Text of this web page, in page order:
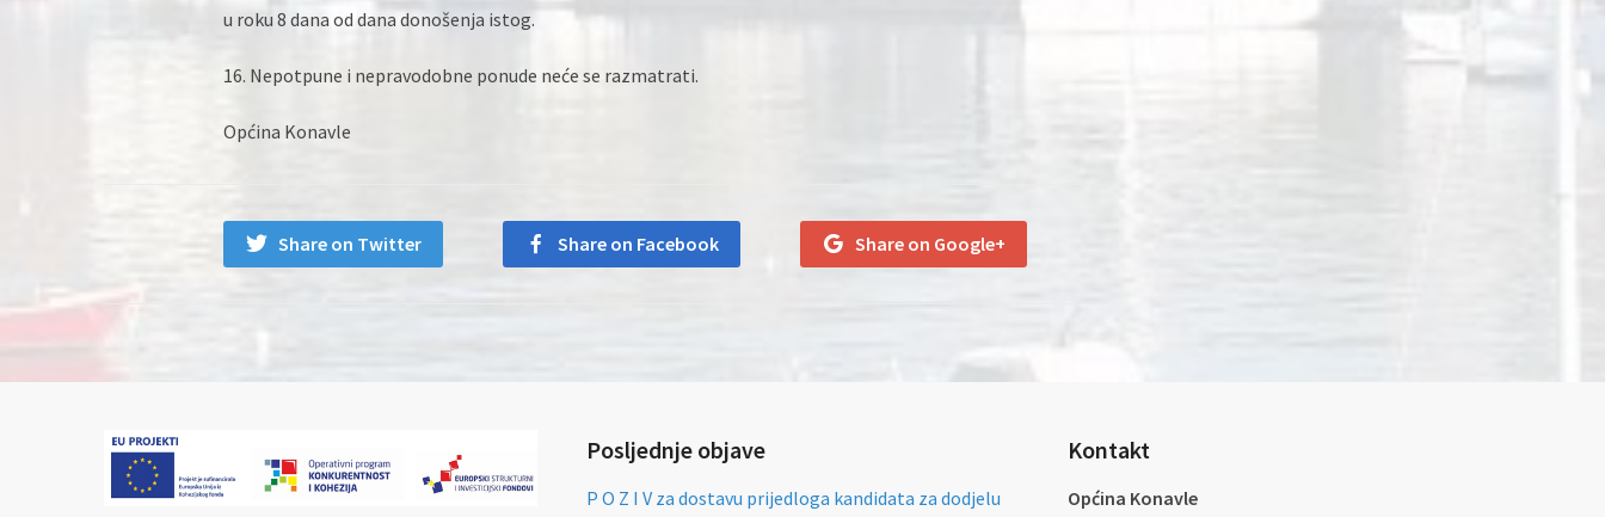
u roku 8 dana od dana donošenja istog.
16. Nepotpune i nepravodobne ponude neće se razmatrati.
Općina Konavle
Share on Twitter Share on Facebook Share on Google+
Posljednje objave
P O Z I V za dostavu prijedloga kandidata za dodjelu
Kontakt
Općina Konavle